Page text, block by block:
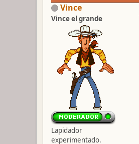
Vince
Vince el grande
Lapidador
experimentado.